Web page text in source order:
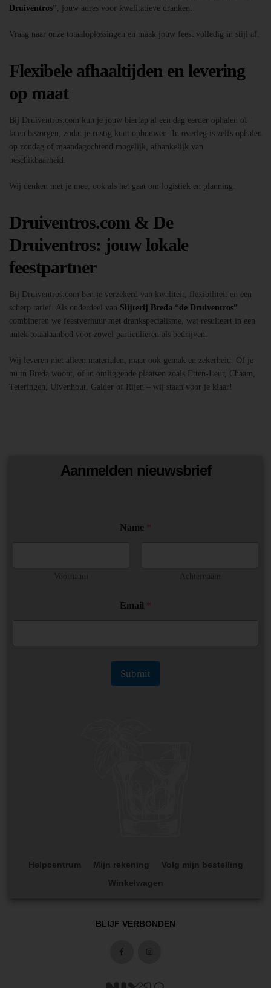
Druiventros” , jouw adres voor kwalitatieve dranken.
Vraag naar onze totaaloplossingen en maak jouw feest volledig in stijl af.
Flexibele afhaaltijden en levering
op maat
Bij Druiventros.com kun je jouw biertap al een dag eerder ophalen of
laten bezorgen, zodat je rustig kunt opbouwen. In overleg is zelfs ophalen
op zondag of maandagochtend mogelijk, afhankelijk van
beschikbaarheid.
Wij denken met je mee, ook als het gaat om logistiek en planning.
Druiventros.com & De
Druiventros: jouw lokale
feestpartner
Bij Druiventros.com ben je verzekerd van kwaliteit, flexibiliteit en een
scherp tarief. Als onderdeel van Slijterij Breda “de Druiventros”
combineren we feestverhuur met drankspecialisme, wat resulteert in een
uniek totaalaanbod voor zowel particulieren als bedrijven.
Wij leveren niet alleen materialen, maar ook gemak en zekerheid. Of je
nu in Breda woont, of in omliggende plaatsen zoals Etten-Leur, Chaam,
Teteringen, Ulvenhout, Galder of Rijen – wij staan voor je klaar!
Aanmelden nieuwsbrief
a
i
Name
Email
Submit
Helpcentrum Mijn rekening
Volg mijn bestelling
Winkelwagen
BLIJF VERBONDEN